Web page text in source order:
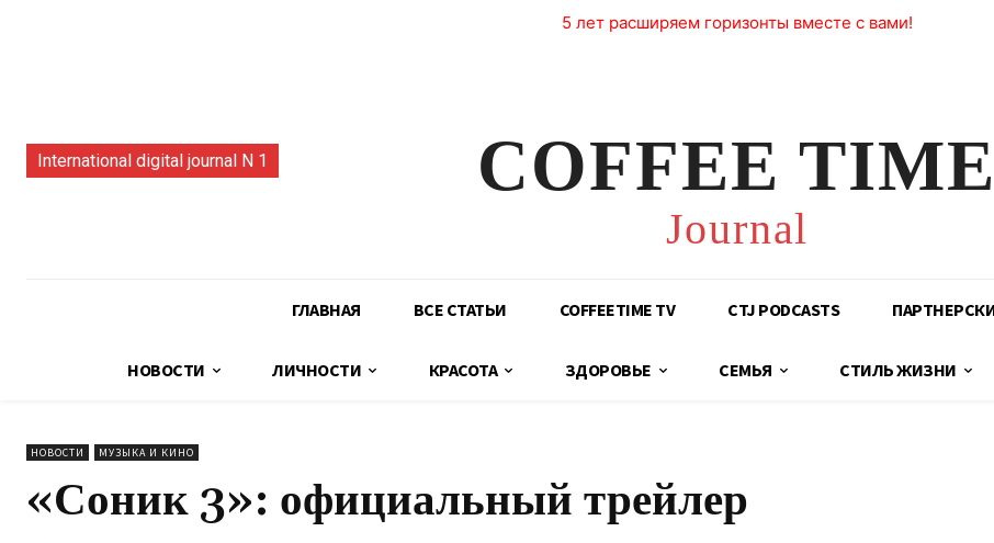
5 лет расширяем горизонты вместе с вами!
International digital journal N 1 COFFEE TIME
Journal
ГЛАВНАЯ ВСЕ СТАТЬИ COFFEETIME TV CTJ PODCASTS
НОВОСТИ ЛИЧНОСТИ КРАСОТА ЗДОРОВЬЕ СЕМЬЯ СТИЛЬ ЖИЗНИ
НОВОСТИ МУЗЫКА И КИНО
«Соник 3»: официальный трейлер